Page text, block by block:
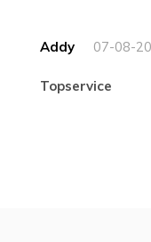
Addy 07-08-
topservice